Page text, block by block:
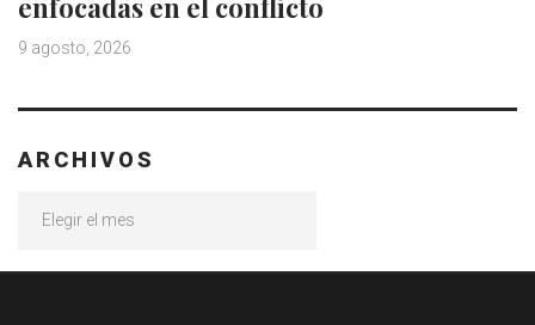
enfocadas en el conflicto
9 agosto, 2026
ARCHIVOS